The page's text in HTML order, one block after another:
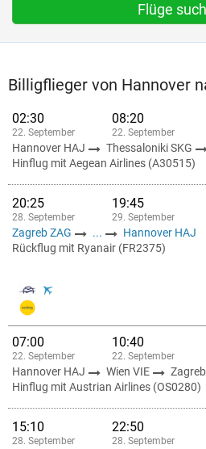
Flüge
Billigflieger von Hannover
02:30
22. September
08:20
22. September
Hannover HAJ Thessaloniki SKG
Hinflug mit Aegean Airlines (A30515)
20:25
28. September
19:45
29. September
Zagreb ZAG ...
Hannover HAJ
Rückflug mit Ryanair (FR2375)
07:00
22. September
10:40
22. September
Hannover HAJ Wien VIE
Hinflug mit Austrian Airlines (OS0280)
15:10
28. September
22:50
28. September